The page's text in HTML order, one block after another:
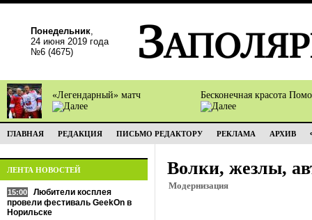
Понедельник,
24 июня 2019 года
№6 (4675)
«Легендарный» матч Бесконечная красота
ГЛАВНАЯ РЕДАКЦИЯ ПИСЬМО РЕДАКТОРУ РЕКЛАМА АРХИВ
ЛЕНТА НОВОСТЕЙ
15:00
Любители косплея
провели фестиваль GeekOn в
Норильске
Волки, жезлы,
Модернизация